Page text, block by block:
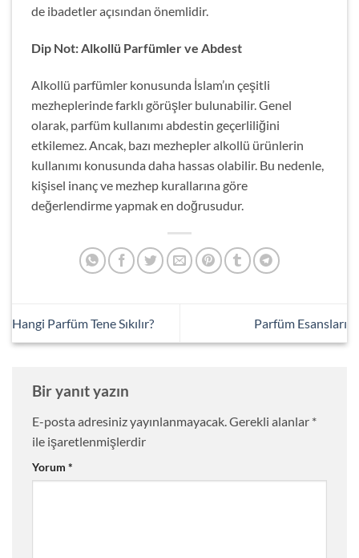
de ibadetler açısından önemlidir.
Dip Not: Alkollü Parfümler ve Abdest
Alkollü parfümler konusunda İslam’ın çeşitli
mezheplerinde farklı görüşler bulunabilir. Genel
olarak, parfüm kullanımı abdestin geçerliliğini
etkilemez. Ancak, bazı mezhepler alkollü ürünlerin
kullanımı konusunda daha hassas olabilir. Bu nedenle,
kişisel inanç ve mezhep kurallarına göre
değerlendirme yapmak en doğrusudur.
Hangi Parfüm Tene Sıkılır? Parfüm Esansları
Bir yanıt yazın
E-posta adresiniz yayınlanmayacak. Gerekli alanlar *
ile işaretlenmişlerdir
Yorum *